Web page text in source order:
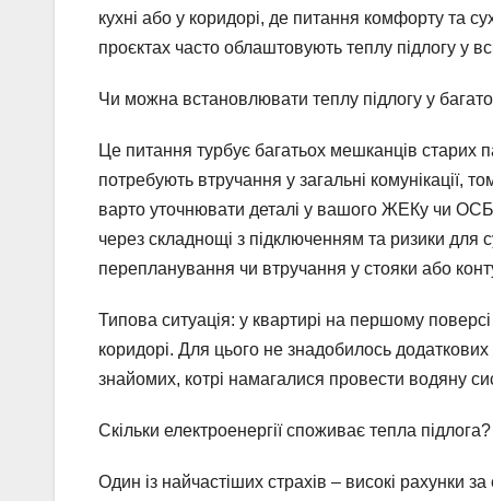
кухні або у коридорі, де питання комфорту та
проєктах часто облаштовують теплу підлогу у
Чи можна встановлювати теплу підлогу у
Це питання турбує багатьох мешканців старих
потребують втручання у загальні комунікації,
варто уточнювати деталі у вашого ЖЕКу чи
через складнощі з підключенням та ризики для
перепланування чи втручання у стояки або
Типова ситуація: у квартирі на першому
коридорі. Для цього не знадобилось
знайомих, котрі намагалися провести водяну
Скільки електроенергії споживає тепла підлога?
Один із найчастіших страхів – високі рахунки